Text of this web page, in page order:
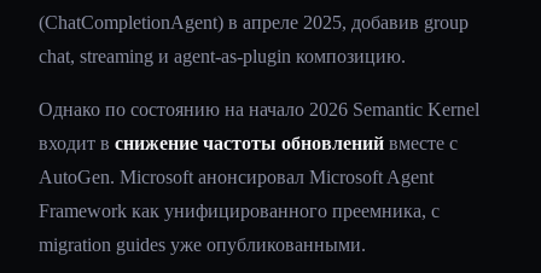
(ChatCompletionAgent) в апреле 2025, добавив group
chat, streaming и agent-as-plugin композицию.
Однако по состоянию на начало 2026 Semantic Kernel
входит в снижение частоты обновлений вместе с
AutoGen. Microsoft анонсировал Microsoft Agent
Framework как унифицированного преемника, с
migration guides уже опубликованными.